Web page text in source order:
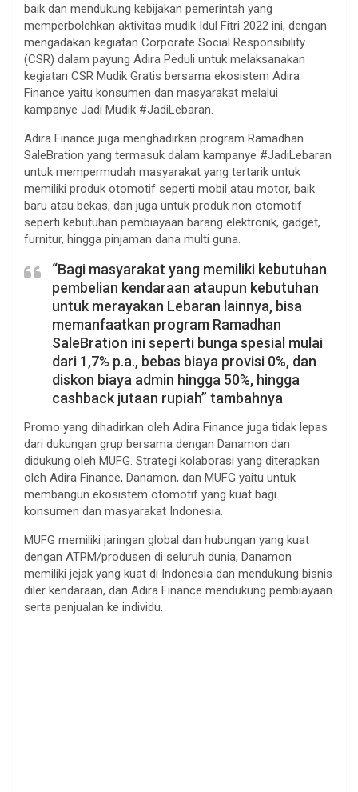
baik dan mendukung kebijakan pemerintah yang
memperbolehkan aktivitas mudik Idul Fitri 2022 ini, dengan
mengadakan kegiatan Corporate Social Responsibility
(CSR) dalam payung Adira Peduli untuk melaksanakan
kegiatan CSR Mudik Gratis bersama ekosistem Adira
Finance yaitu konsumen dan masyarakat melalui
kampanye Jadi Mudik #JadiLebaran.
Adira Finance juga menghadirkan program Ramadhan
SaleBration yang termasuk dalam kampanye #JadiLebaran
untuk mempermudah masyarakat yang tertarik untuk
memiliki produk otomotif seperti mobil atau motor, baik
baru atau bekas, dan juga untuk produk non otomotif
seperti kebutuhan pembiayaan barang elektronik, gadget,
furnitur, hingga pinjaman dana multi guna.
“Bagi masyarakat yang memiliki kebutuhan
pembelian kendaraan ataupun kebutuhan
untuk merayakan Lebaran lainnya, bisa
memanfaatkan program Ramadhan
SaleBration ini seperti bunga spesial mulai
dari 1,7% p.a., bebas biaya provisi 0%, dan
diskon biaya admin hingga 50%, hingga
cashback jutaan rupiah” tambahnya
Promo yang dihadirkan oleh Adira Finance juga tidak lepas
dari dukungan grup bersama dengan Danamon dan
didukung oleh MUFG. Strategi kolaborasi yang diterapkan
oleh Adira Finance, Danamon, dan MUFG yaitu untuk
membangun ekosistem otomotif yang kuat bagi
konsumen dan masyarakat Indonesia.
MUFG memiliki jaringan global dan hubungan yang kuat
dengan ATPM/produsen di seluruh dunia, Danamon
memiliki jejak yang kuat di Indonesia dan mendukung bisnis
diler kendaraan, dan Adira Finance mendukung pembiayaan
serta penjualan ke individu.